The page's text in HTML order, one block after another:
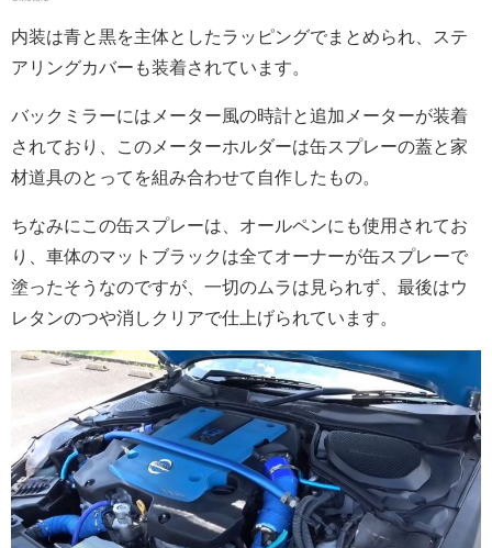
内装は青と黒を主体としたラッピングでまとめられ、ステ
アリングカバーも装着されています。
バックミラーにはメーター風の時計と追加メーターが装着
されており、このメーターホルダーは缶スプレーの蓋と家
材道具のとってを組み合わせて自作したもの。
ちなみにこの缶スプレーは、オールペンにも使用されてお
り、車体のマットブラックは全てオーナーが缶スプレーで
塗ったそうなのですが、一切のムラは見られず、最後はウ
レタンのつや消しクリアで仕上げられています。